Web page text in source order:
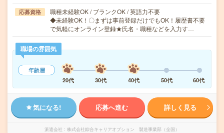
応募資格
職種未経験OK / ブランクOK / 英語力不要
◆未経験OK！〇まずは事前登録だけでもOK！履歴書不要
で気軽にオンライン登録★氏名・職種などを入力す…
職場の雰囲気
年齢層
20代
30代 40代 50代 60代
気になる! 応募へ進む 詳しく見る
派遣会社 株式会社綜合キャリアオプション 製造事業部（全国）